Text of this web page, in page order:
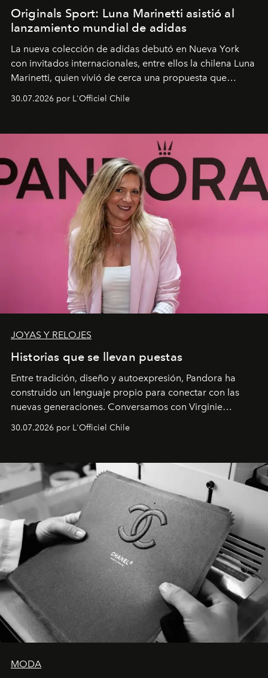
Originals Sport: Luna Marinetti asistió al
lanzamiento mundial de adidas
La nueva colección de adidas debutó en Nueva York
con invitados internacionales, entre ellos la chilena Luna
Marinetti, quien vivió de cerca una propuesta que
fusiona moda y rendimiento.
30.07.2026 por L'Officiel Chile
JOYAS Y RELOJES
Historias que se llevan puestas
Entre tradición, diseño y autoexpresión, Pandora ha
construido un lenguaje propio para conectar con las
nuevas generaciones. Conversamos con Virginie
Dubray, la responsable de marketing para
Latinoamérica, sobre identidad, cultura y el valor
30.07.2026 por L'Officiel Chile
MODA